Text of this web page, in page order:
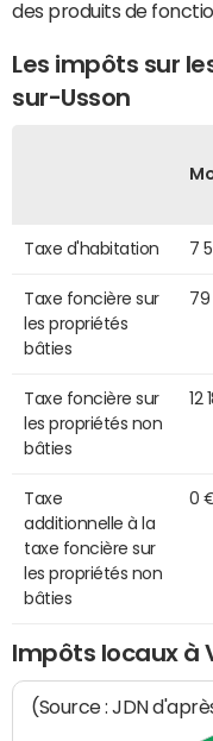
des produits de
Les impôts sur
sur-Usson
Taxe d'habitation 7
Taxe foncière sur
les propriétés
bâties
Taxe foncière sur
les propriétés non
bâties
12
Taxe
additionnelle à la
taxe foncière sur
les propriétés non
bâties
0
Impôts locaux à
(Source : JDN